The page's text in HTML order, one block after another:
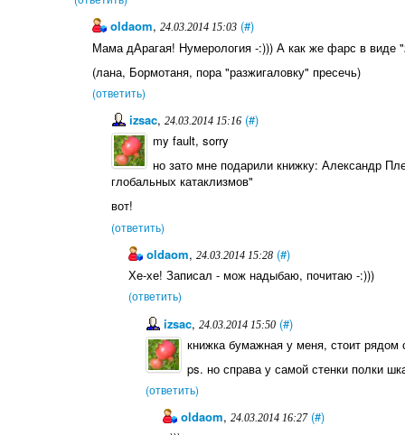
oldaom,24.03.2014 15:03 (#)
Мама дАрагая! Нумерология -:))) А как же фарс в виде
(лана, Бормотаня, пора "разжигаловку" пресечь)
(ответить)
izsac, 24.03.2014 15:16 (#)
my fault, sorry
но зато мне подарили книжку: Александр
глобальных катаклизмов"
вот!
(ответить)
oldaom,24.03.2014 15:28 (#)
Хе-хе! Записал - мож надыбаю, почитаю -:)))
(ответить)
izsac,24.03.2014 15:50 (#)
книжка бумажная у меня, стоит
ps. но справа у самой стенки полки
(ответить)
oldaom, 24.03.2014 16:27 (#)